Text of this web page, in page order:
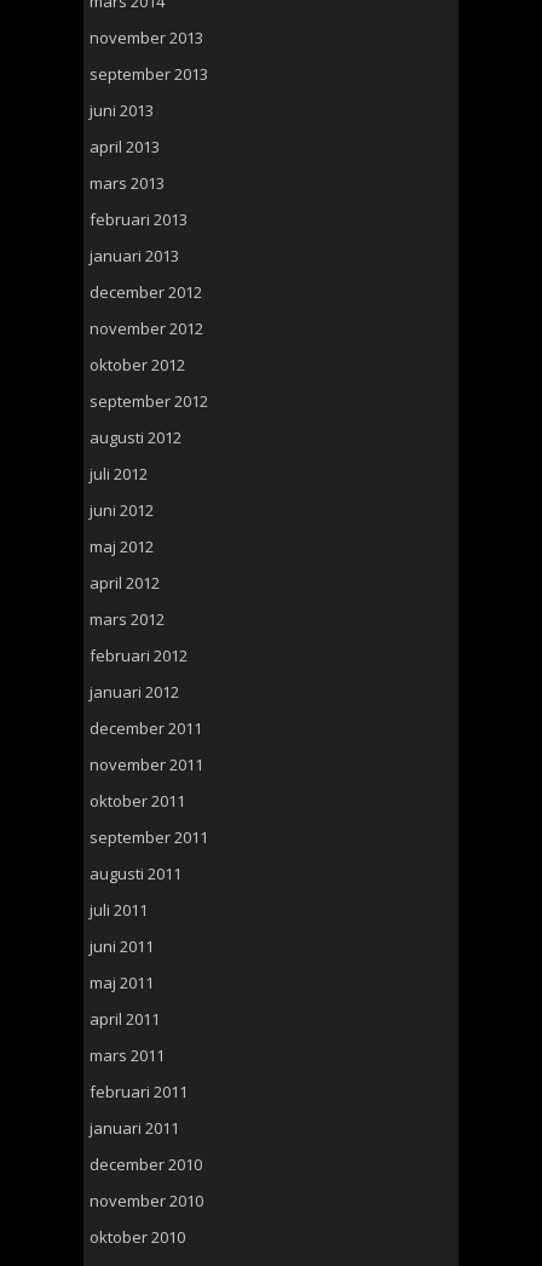
november 2013
september 2013
juni 2013
april 2013
mars 2013
februari 2013
januari 2013
december 2012
november 2012
oktober 2012
september 2012
augusti 2012
juli 2012
juni 2012
maj 2012
april 2012
mars 2012
februari 2012
januari 2012
december 2011
november 2011
oktober 2011
september 2011
augusti 2011
juli 2011
juni 2011
maj 2011
april 2011
mars 2011
februari 2011
januari 2011
december 2010
november 2010
oktober 2010